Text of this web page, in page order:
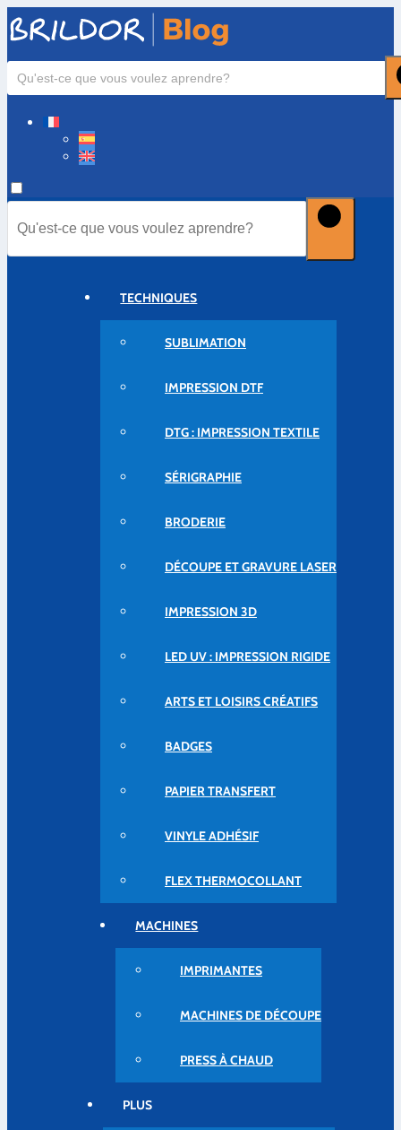
TECHNIQUES
SUBLIMATION
IMPRESSION DTF
DTG : IMPRESSION TEXTILE
SÉRIGRAPHIE
BRODERIE
DÉCOUPE ET GRAVURE LASER
IMPRESSION 3D
LED UV : IMPRESSION RIGIDE
ARTS ET LOISIRS CRÉATIFS
BADGES
PAPIER TRANSFERT
VINYLE ADHÉSIF
FLEX THERMOCOLLANT
MACHINES
IMPRIMANTES
MACHINES DE DÉCOUPE
PRESS À CHAUD
PLUS